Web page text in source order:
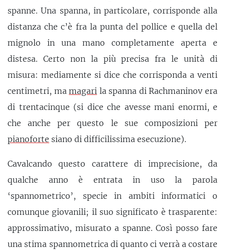
spanne. Una spanna, in particolare, corrisponde alla
distanza che c’è fra la punta del pollice e quella del
mignolo in una mano completamente aperta e
distesa. Certo non la più precisa fra le unità di
misura: mediamente si dice che corrisponda a venti
centimetri, mamagari la spanna di Rachmaninov era
di trentacinque (si dice che avesse mani enormi, e
che anche per questo le sue composizioni per
pianoforte siano di difficilissima esecuzione).
Cavalcando questo carattere di imprecisione, da
qualche anno è entrata in uso la parola
‘spannometrico’, specie in ambiti informatici o
comunque giovanili; il suo significato è trasparente:
approssimativo, misurato a spanne. Così posso fare
una stima spannometrica di quanto ci verrà a costare